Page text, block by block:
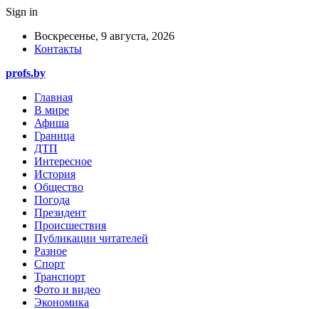
Sign in
Воскресенье, 9 августа, 2026
Контакты
profs.by
Главная
В мире
Афиша
Граница
ДТП
Интересное
История
Общество
Погода
Президент
Происшествия
Публикации читателей
Разное
Спорт
Транспорт
Фото и видео
Экономика